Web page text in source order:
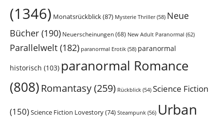
(1346) Monatsrückblick(87) Mysterie Thriller(58) Neue
Bücher (190) Neuerscheinungen(68) New Adult Paranormal (62)
Parallelwelt (182) paranormal Erotik (58) paranormal
historisch (103) paranormal Romance
(808) Romantasy(259) Rückblick (54) Science Fiction
(150)Science Fiction Lovestory(74) Steampunk (56) Urban